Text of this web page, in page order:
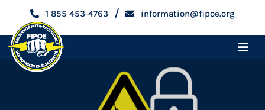
content
1 855 453-4763 / information@fipoe.org
Toggle